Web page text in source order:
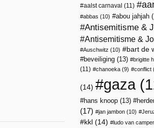
aalst carnaval (11)
abbas (10) abou jahjah
Antisemitisme &
Antisemitisme &
Auschwitz (10) bart de
beveiliging (13) brigitte
(11)
chanoeka (9) conflict
(14) gaza
hans knoop (13)
(17)
jan jambon (10)
kkl (14) ludo van